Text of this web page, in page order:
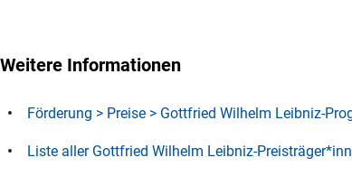
Weitere Informationen
Förderung > Preise > Gottfried Wilhelm Leibniz-
Liste aller Gottfried Wilhelm Leibniz-